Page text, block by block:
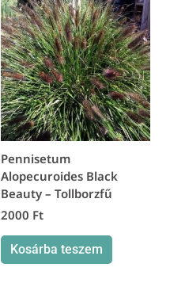
Pennisetum
Alopecuroides Black
Beauty – Tollborzfű
2000 Ft
Kosárba teszem